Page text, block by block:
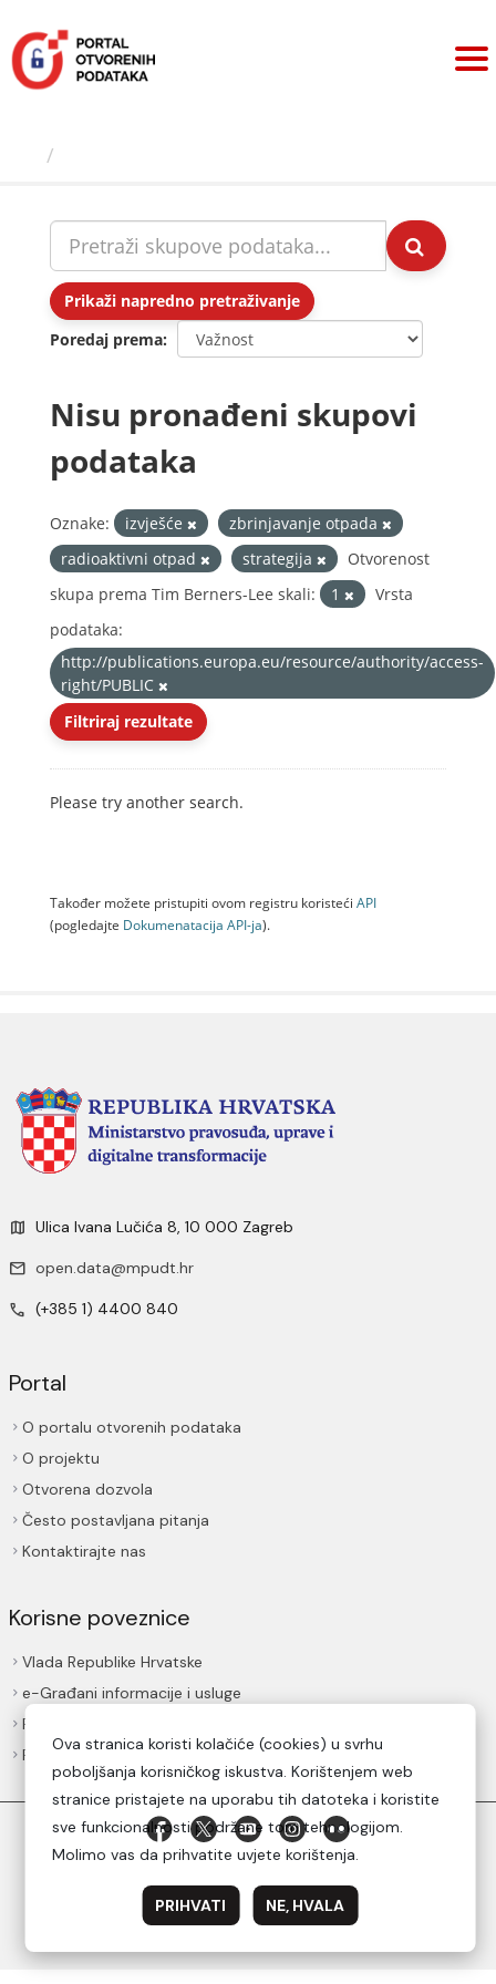
sadržaj
Prikaži napredno pretraživanje
Poredaj prema
Nisu pronađeni skupovi
podataka
Oznake: izvješće
zbrinjavanje otpada
radioaktivni otpad
strategija
Otvorenost
skupa prema Tim Berners-Lee skali:
1
Vrsta
podataka:
http://publications.europa.eu/resource/authority/access-
right/PUBLIC
Filtriraj rezultate
Please try another search.
Također možete pristupiti ovom registru koristeći API
(pogledajte Dokumenаtаcijа API-jа).